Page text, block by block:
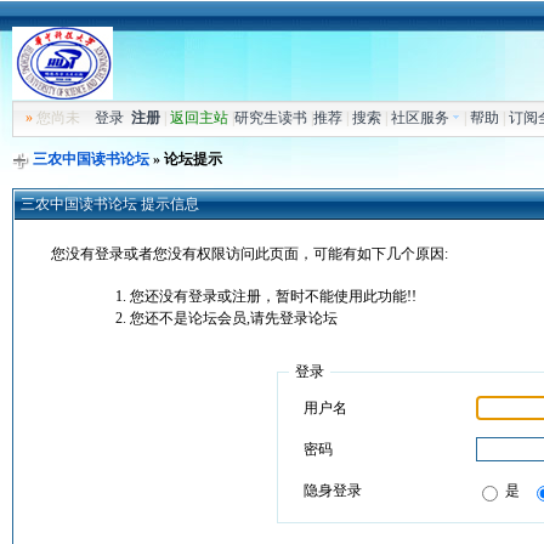
»您尚未 登录 注册| 返回主站| 研究生读书| 推荐| 搜索| 社区服务 帮助 订阅
三农中国读书论坛» 论坛提示
三农中国读书论坛 提示信息
您没有登录或者您没有权限访问此页面，可能有如下几个原因:
您还没有登录或注册，暂时不能使用此功能!!
您还不是论坛会员,请先登录论坛
登录
用户名
密码
隐身登录 是